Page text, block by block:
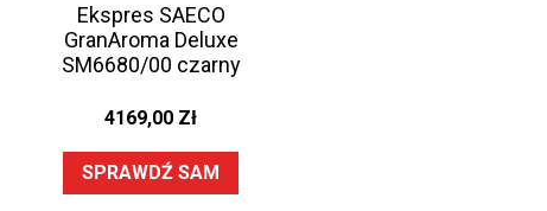
Ekspres SAECO
GranAroma Deluxe
SM6680/00 czarny
4169,00 Zł
SPRAWDŹ SAM